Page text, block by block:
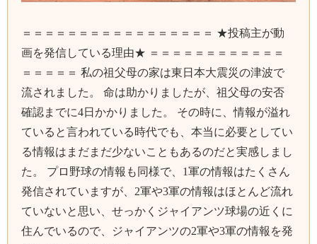
＝＝＝＝＝＝＝＝＝＝＝＝＝＝＝＝＝ ★投稿主が動
画を発信している理由★ ＝＝＝＝＝＝＝＝＝＝＝＝
＝＝＝＝＝ 私の祖父母の家は東日本大震災の津波で
流されました。 命は助かりましたが、祖父母の安否
確認までに4日かかりました。 その時に、情報が溢れ
ていると言われている時代でも、本当に必要としてい
る情報はまだまだ少ないこともあるのだと実感しまし
た。 プロ野球の情報も同様で、1軍の情報はたくさん
発信されていますが、2軍や3軍の情報はほとんど流れ
ていないと思い、せっかくジャイアンツ球場の近くに
住んでいるので、ジャイアンツの2軍や3軍の情報を発